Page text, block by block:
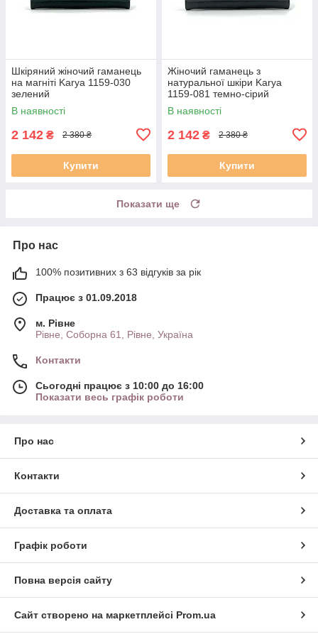
Шкіряний жіночий гаманець
на магніті Karya 1159-030
зелений
В наявності
2 142 ₴ 2 380 ₴
Купити
Жіночий гаманець з
натуральної шкіри Karya
1159-081 темно-сірий
В наявності
2 142 ₴ 2 380 ₴
Купити
Показати ще
Про нас
100% позитивних з 63 відгуків за рік
Працює з 01.09.2018
м. Рівне
Рівне, Соборна 61, Рівне, Україна
Контакти
Сьогодні працює з 10:00 до 16:00
Показати весь графік роботи
Про нас
Контакти
Доставка та оплата
Графік роботи
Повна версія сайту
Сайт створено на маркетплейсі Prom.ua